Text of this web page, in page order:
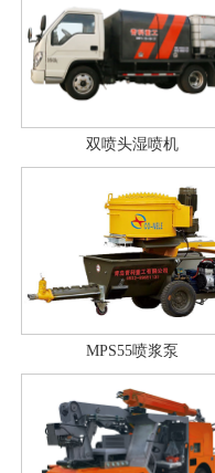
双喷头湿喷机
MPS55喷浆泵